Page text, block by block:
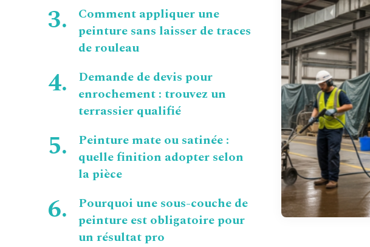
Comment appliquer une
peinture sans laisser de traces
de rouleau
Demande de devis pour
enrochement : trouvez un
terrassier qualifié
Peinture mate ou satinée :
quelle finition adopter selon
la pièce
Pourquoi une sous-couche de
peinture est obligatoire pour
un résultat pro